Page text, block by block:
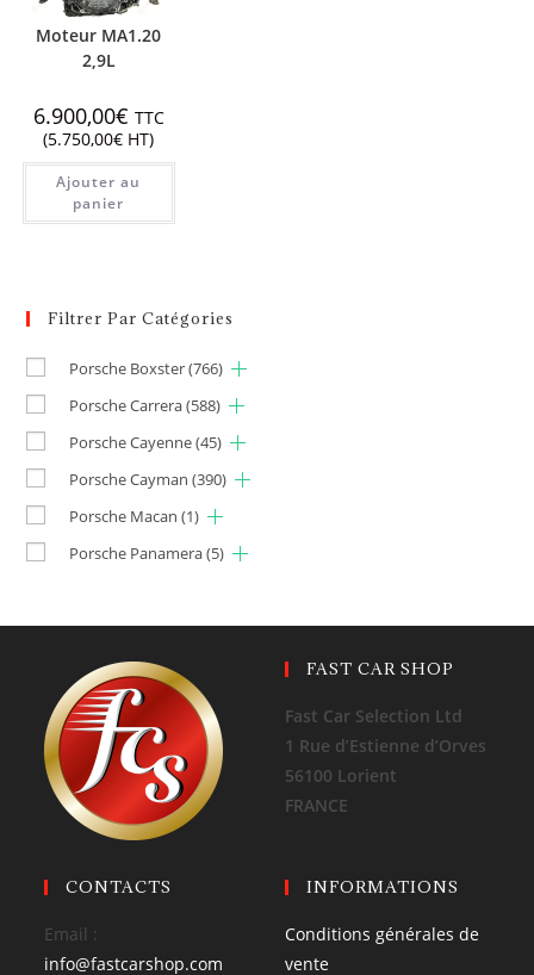
Moteur MA1.20
2,9L
6.900,00€ TTC
(5.750,00€ HT)
Ajouter au
panier
Filtrer Par Catégories
Porsche Boxster(766)
Porsche Carrera(588)
Porsche Cayenne(45)
Porsche Cayman (390)
Porsche Macan (1)
Porsche Panamera(5)
FAST CAR SHOP
Fast Car Selection Ltd
1 Rue d’Estienne d’Orves
56100 Lorient
FRANCE
CONTACTS
Email :
info@fastcarshop.com
INFORMATIONS
Conditions générales de
vente